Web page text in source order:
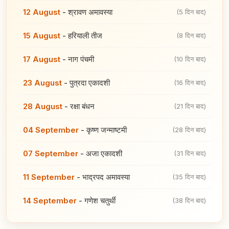
12 August -श्रावण अमावस्या (5 दिन बाद)
15 August -हरियाली तीज (8 दिन बाद)
17 August -नाग पंचमी (10 दिन बाद)
23 August -पुत्रदा एकादशी (16 दिन बाद)
28 August -रक्षा बंधन (21 दिन बाद)
04 September -कृष्ण जन्माष्टमी (28 दिन बाद)
07 September - अजा एकादशी (31 दिन बाद)
11 September - भाद्रपद अमावस्या (35 दिन बाद)
14 September -गणेश चतुर्थी (38 दिन बाद)